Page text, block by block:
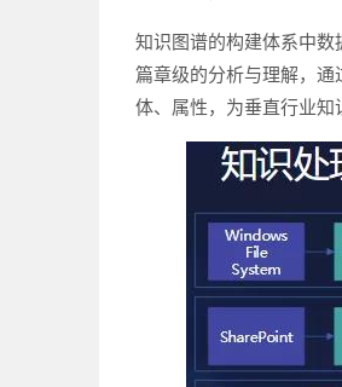
知识图谱的构建体系中
篇章级的分析与理解，
体、属性，为垂直行业知